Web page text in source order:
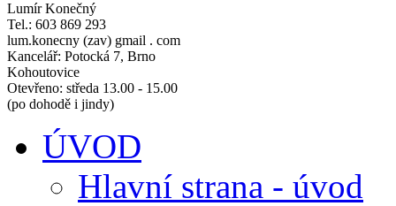
Lumír Konečný
Tel.: 603 869 293
lum.konecny (zav) gmail . com
Kancelář: Potocká 7, Brno
Kohoutovice
Otevřeno: středa 13.00 - 15.00
(po dohodě i jindy)
ÚVOD
Hlavní strana - úvod